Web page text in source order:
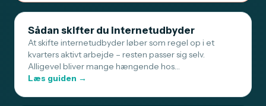
Sådan skifter du internetudbyder
At skifte internetudbyder løber som regel op i et
kvarters aktivt arbejde – resten passer sig selv.
Alligevel bliver mange hængende hos…
Læs guiden →